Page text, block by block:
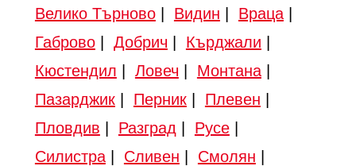
Велико Търново| Видин Враца|
Габрово| Добрич Кърджали
Кюстендил
Ловеч Монтана|
Пазарджик| Перник| Плевен
Пловдив
Разград Русе|
Силистра| Сливен Смолян